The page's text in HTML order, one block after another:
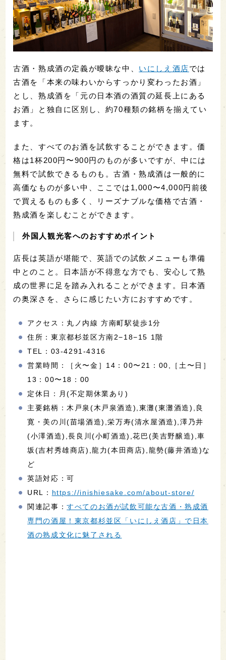
古酒・熟成酒の定義が曖昧な中、 いにしえ酒店では
古酒を「本来の味わいからすっかり変わったお酒」
とし、熟成酒を「元の日本酒の酒質の延長上にある
お酒」と独自に区別し、約70種類の銘柄を揃えてい
ます。
また、すべてのお酒を試飲することができます。価
格は1杯200円〜900円のものが多いですが、中には
無料で試飲できるものも。古酒・熟成酒は一般的に
高価なものが多い中、ここでは1,000〜4,000円前後
で買えるものも多く、リーズナブルな価格で古酒・
熟成酒を楽しむことができます。
外国人観光客へのおすすめポイント
店長は英語が堪能で、英語での試飲メニューも準備
中とのこと。日本語が不得意な方でも、安心して熟
成の世界に足を踏み入れることができます。日本酒
の奥深さを、さらに感じたい方におすすめです。
アクセス：丸ノ内線 方南町駅徒歩1分
住所：東京都杉並区方南2−18−15 1階
TEL：03-4291-4316
営業時間：［火〜金］14：00〜21：00,［土〜日］
13：00〜18：00
定休日：月(不定期休業あり)
主要銘柄：木戸泉(木戸泉酒造),東灘(東灘酒造),良
寛・美の川(苗場酒造),栄万寿(清水屋酒造),澤乃井
(小澤酒造),長良川(小町酒造),花巴(美吉野醸造),車
坂(吉村秀雄商店),龍力(本田商店),龍勢(藤井酒造)な
ど
英語対応：可
URL： https://inishiesake.com/about-store/
関連記事：すべてのお酒が試飲可能な古酒・熟成酒
専門の酒屋！東京都杉並区「いにしえ酒店」で日本
酒の熟成文化に魅了される